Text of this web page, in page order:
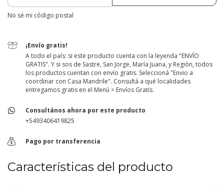
No sé mi código postal
¡Envío gratis!
A todo el país: si este producto cuenta con la leyenda "ENVÍO
GRATIS". Y si sos de Sastre, San Jorge, María Juana, y Región, todos
los productos cuentan con envío gratis. Seleccioná "Envio a
coordinar con Casa Mandrile". Consultá a qué localidades
entregamos gratis en el Menú > Envíos Gratis.
Consultános ahora por este producto
+5493406419825
Pago por transferencia
Características del producto